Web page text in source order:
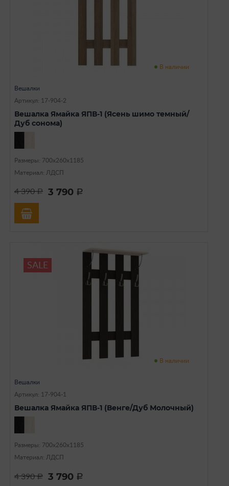
В наличии
Вешалки
Артикул: 17-904-2
Вешалка Ямайка ЯПВ-1 (Ясень шимо темный/
Дуб сонома)
Размеры: 700х260х1185
Материал: ЛДСП
4 390a 3 790 a
SALE
В наличии
Вешалки
Артикул: 17-904-1
Вешалка Ямайка ЯПВ-1 (Венге/Дуб Молочный)
Размеры: 700х260х1185
Материал: ЛДСП
4 390a 3 790 a